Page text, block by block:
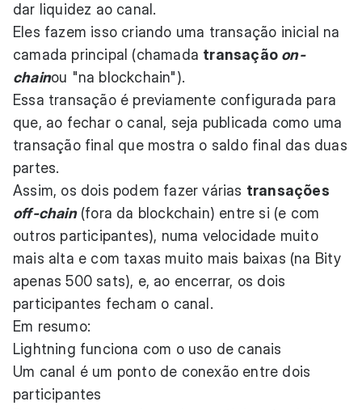
dar liquidez ao canal.
Eles fazem isso criando uma transação inicial na
camada principal (chamada transação on-
chainou "na blockchain").
Essa transação é previamente configurada para
que, ao fechar o canal, seja publicada como uma
transação final que mostra o saldo final das duas
partes.
Assim, os dois podem fazer várias transações
off-chain(fora da blockchain) entre si (e com
outros participantes), numa velocidade muito
mais alta e com taxas muito mais baixas (na Bity
apenas 500 sats), e, ao encerrar, os dois
participantes fecham o canal.
Em resumo:
Lightning funciona com o uso de canais
Um canal é um ponto de conexão entre dois
participantes